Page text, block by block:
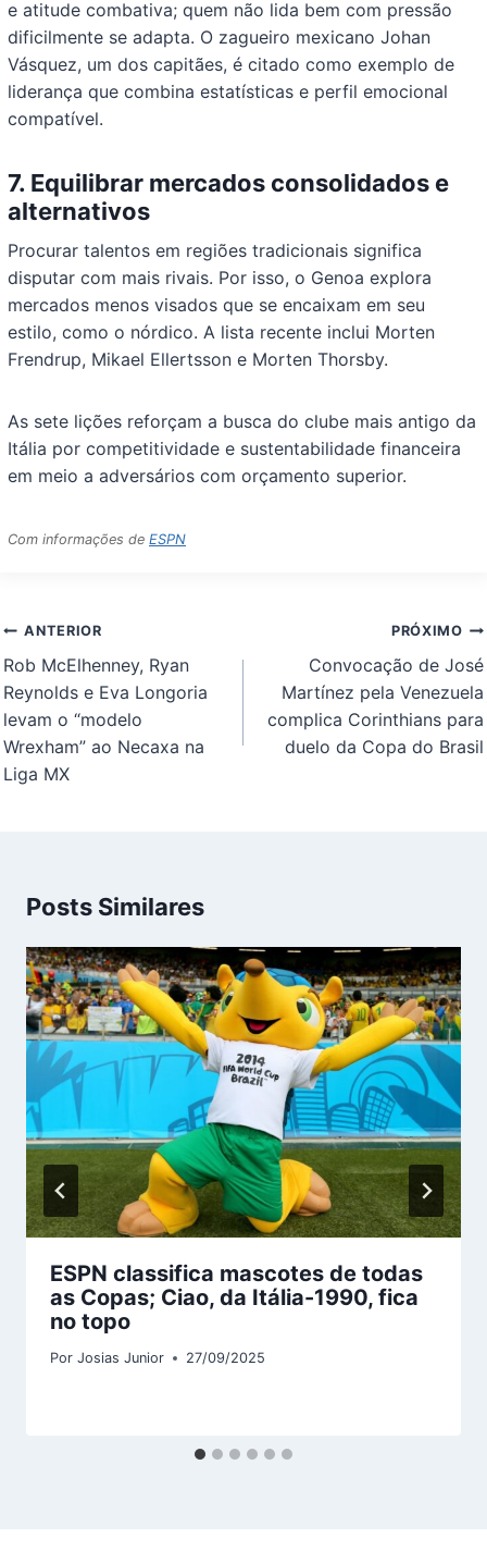
e atitude combativa; quem não lida bem com pressão
dificilmente se adapta. O zagueiro mexicano Johan
Vásquez, um dos capitães, é citado como exemplo de
liderança que combina estatísticas e perfil emocional
compatível.
7. Equilibrar mercados consolidados e
alternativos
Procurar talentos em regiões tradicionais significa
disputar com mais rivais. Por isso, o Genoa explora
mercados menos visados que se encaixam em seu
estilo, como o nórdico. A lista recente inclui Morten
Frendrup, Mikael Ellertsson e Morten Thorsby.
As sete lições reforçam a busca do clube mais antigo da
Itália por competitividade e sustentabilidade financeira
em meio a adversários com orçamento superior.
Com informações deESPN
Navegação
de
Post
ANTERIOR
Rob McElhenney, Ryan
Reynolds e Eva Longoria
levam o “modelo
Wrexham” ao Necaxa na
Liga MX
PRÓXIMO
Convocação de José
Martínez pela Venezuela
complica Corinthians para
duelo da Copa do Brasil
Posts Similares
ESPN classifica mascotes de todas
as Copas; Ciao, da Itália-1990, fica
no topo
Por Josias Junior 27/09/2025